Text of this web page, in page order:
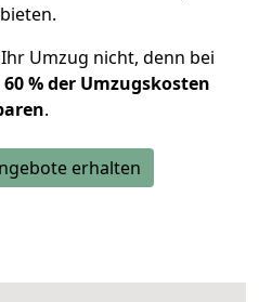
Umzug nicht, denn bei
60 % der Umzugskosten
.
erhalten